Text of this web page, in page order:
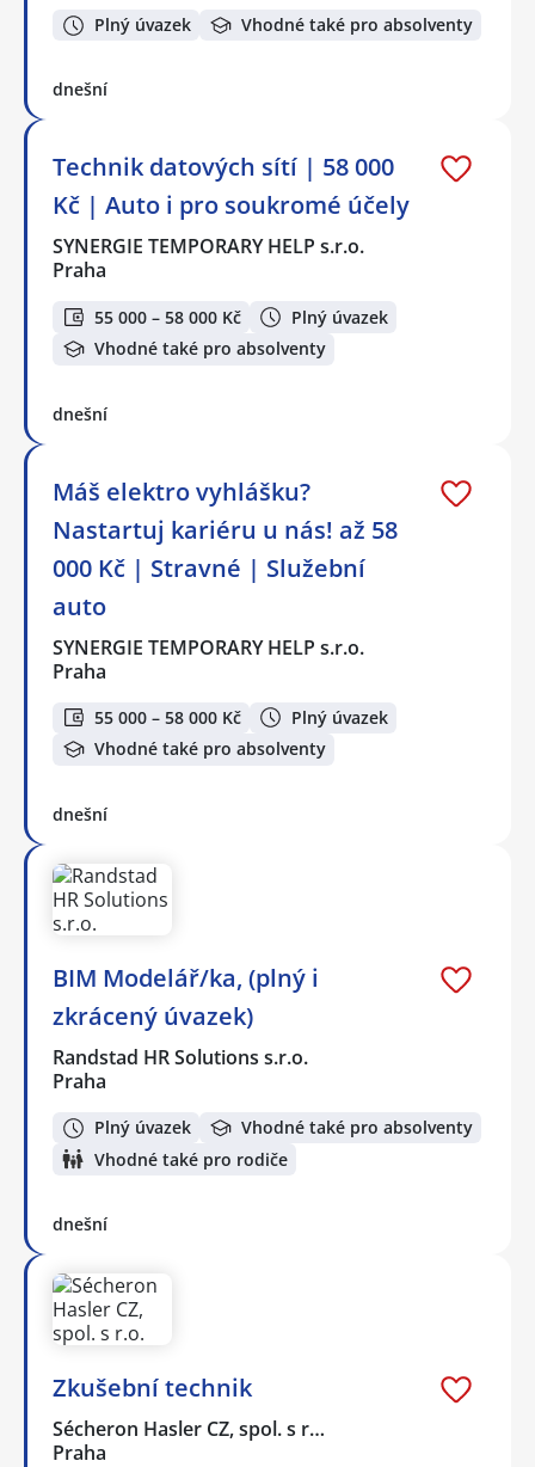
Plný úvazek Vhodné také pro absolventy
dnešní
Technik datových sítí | 58 000
Kč | Auto i pro soukromé účely
SYNERGIE TEMPORARY HELP s.r.o.
Praha
55 000 – 58 000 Kč
Plný úvazek
Vhodné také pro absolventy
dnešní
Máš elektro vyhlášku?
Nastartuj kariéru u nás! až 58
000 Kč | Stravné | Služební
auto
SYNERGIE TEMPORARY HELP s.r.o.
Praha
55 000 – 58 000 Kč
Plný úvazek
Vhodné také pro absolventy
dnešní
BIM Modelář/ka, (plný i
zkrácený úvazek)
Randstad HR Solutions s.r.o.
Praha
Plný úvazek
Vhodné také pro absolventy
Vhodné také pro rodiče
dnešní
Zkušební technik
Sécheron Hasler CZ, spol. s r…
Praha